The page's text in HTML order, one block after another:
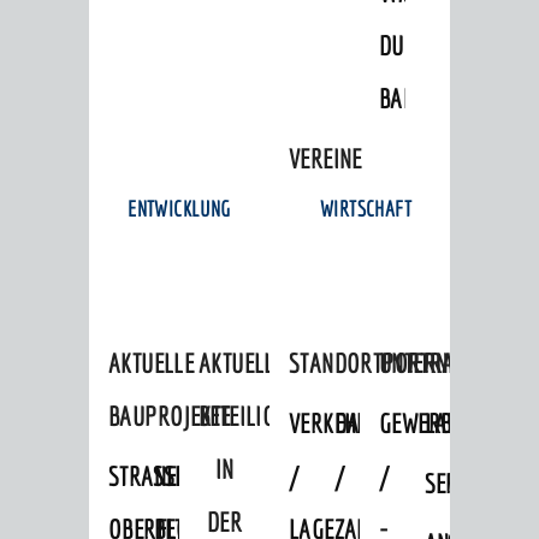
DULGER-
BAD
VEREINE
ENTWICKLUNG
AKTUELLE
BAUPROJEKTE
STRASSENBAUMASSNAHMEN OB
ERFLOCKENBACH
NEUBAU
BETRIEBSGEBÄUDE
AKTUELLE
BETEILIGUNGEN
IN
DER
WIRTSCHAFT
STANDORTPORTRAIT
VERKEHRSANBINDUNG
/
LAGE
DATEN
/
ZAHLEN
UNTERNEHMEN
GEWERBEFLÄCHEN
/
-
Datenschutz-